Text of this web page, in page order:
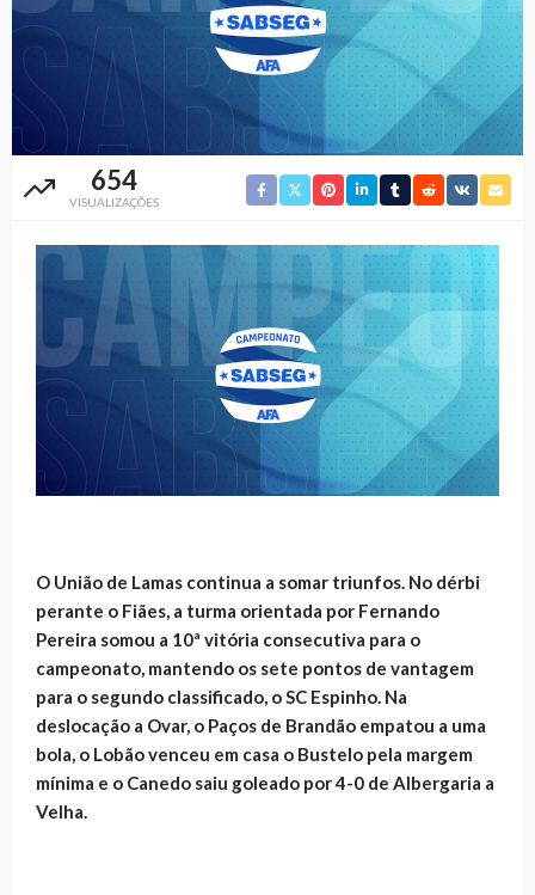
654
VISUALIZAÇÕES
O União de Lamas continua a somar triunfos. No dérbi
perante o Fiães, a turma orientada por Fernando
Pereira somou a 10ª vitória consecutiva para o
campeonato, mantendo os sete pontos de vantagem
para o segundo classificado, o SC Espinho. Na
deslocação a Ovar, o Paços de Brandão empatou a uma
bola, o Lobão venceu em casa o Bustelo pela margem
mínima e o Canedo saiu goleado por 4-0 de Albergaria a
Velha.